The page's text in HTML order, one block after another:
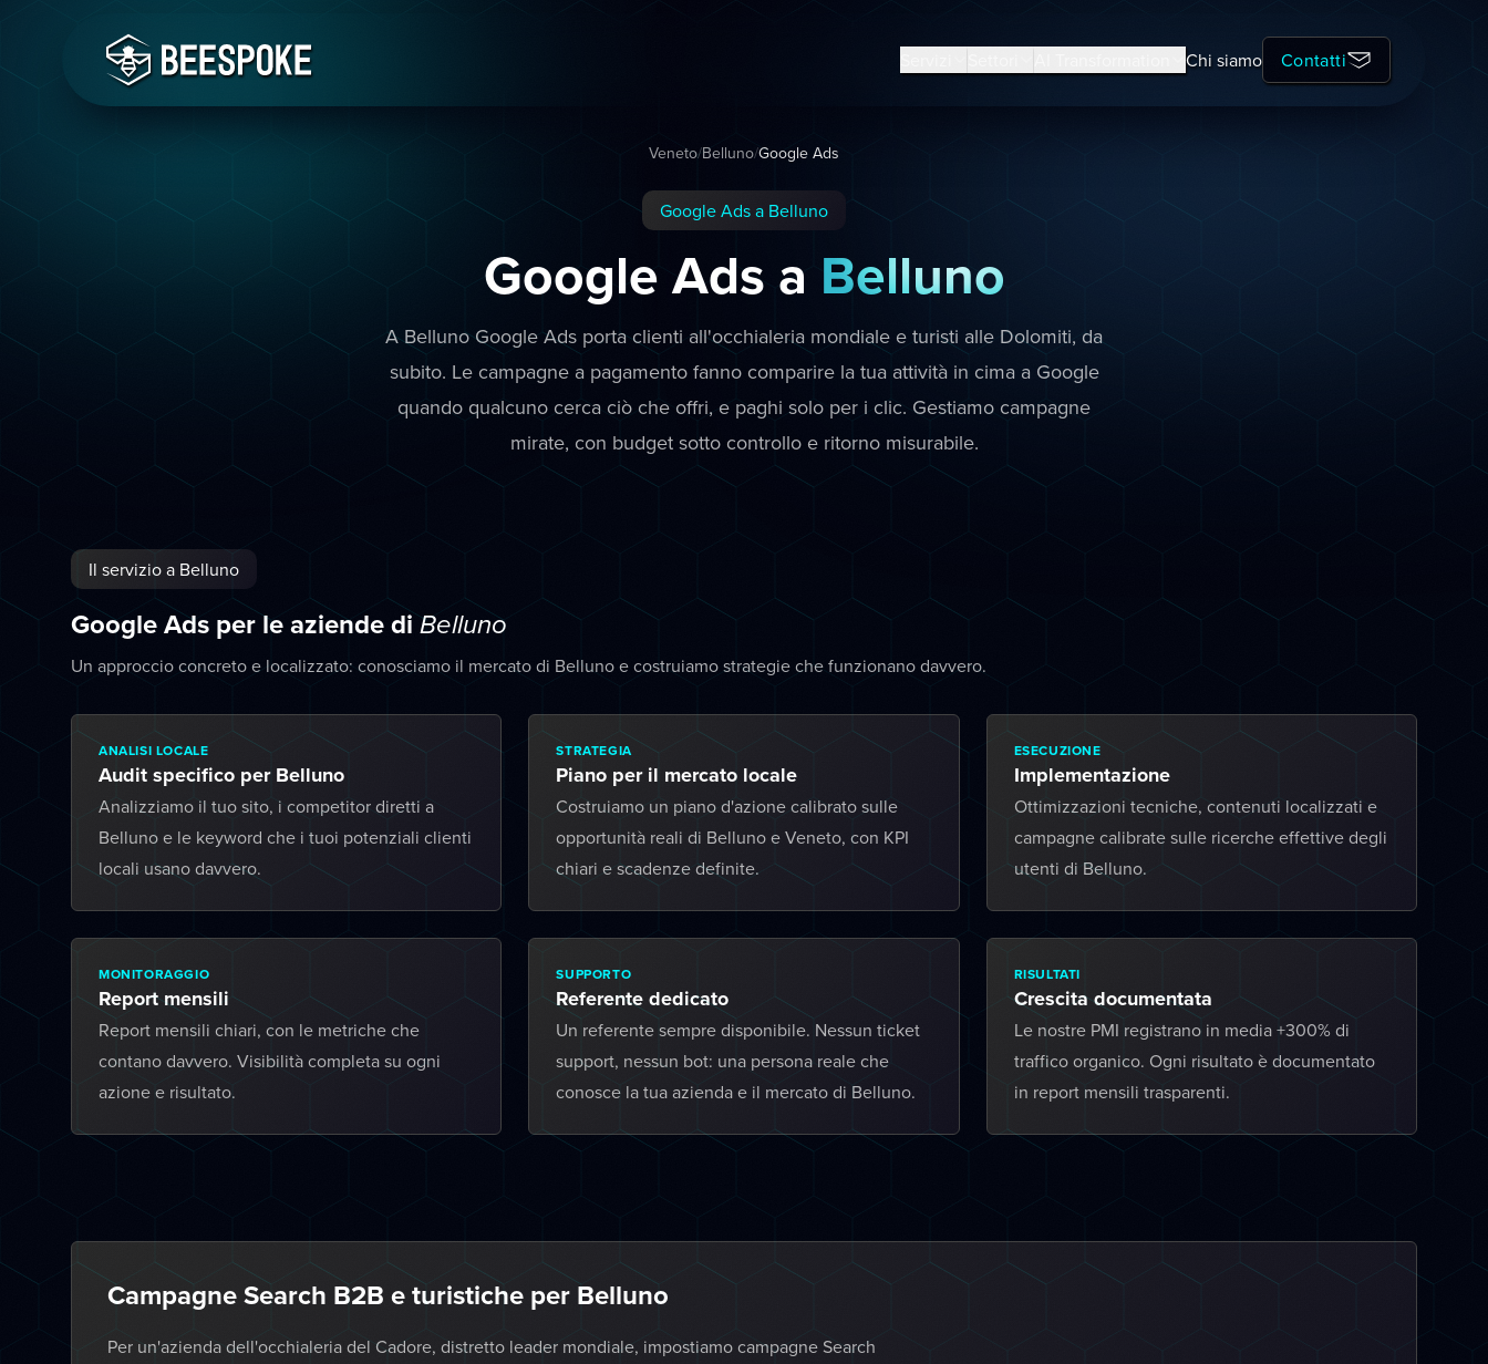
Chi siamo Contatti
Veneto/Belluno/Google Ads
Google Ads a Belluno
Google Ads a Belluno
A Belluno Google Ads porta clienti all'occhialeria mondiale e turisti alle Dolomiti, da
subito. Le campagne a pagamento fanno comparire la tua attività in cima a Google
quando qualcuno cerca ciò che offri, e paghi solo per i clic. Gestiamo campagne
mirate, con budget sotto controllo e ritorno misurabile.
Il servizio a Belluno
Google Ads per le aziende diBelluno
Un approccio concreto e localizzato: conosciamo il mercato di Belluno e costruiamo strategie che funzionano davvero.
ANALISI LOCALE
Audit specifico per Belluno
Analizziamo il tuo sito, i competitor diretti a
Belluno e le keyword che i tuoi potenziali clienti
locali usano davvero.
STRATEGIA
Piano per il mercato locale
Costruiamo un piano d'azione calibrato sulle
opportunità reali di Belluno e Veneto, con KPI
chiari e scadenze definite.
ESECUZIONE
Implementazione
Ottimizzazioni tecniche, contenuti localizzati e
campagne calibrate sulle ricerche effettive degli
utenti di Belluno.
MONITORAGGIO
Report mensili
Report mensili chiari, con le metriche che
contano davvero. Visibilità completa su ogni
azione e risultato.
SUPPORTO
Referente dedicato
Un referente sempre disponibile. Nessun ticket
support, nessun bot: una persona reale che
conosce la tua azienda e il mercato di Belluno.
RISULTATI
Crescita documentata
Le nostre PMI registrano in media +300% di
traffico organico. Ogni risultato è documentato
in report mensili trasparenti.
Campagne Search B2B e turistiche per Belluno
Per un'azienda dell'occhialeria del Cadore, distretto leader mondiale, impostiamo campagne Search